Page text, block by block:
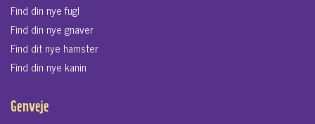
Find din nye fugl
Find din nye gnaver
Find dit nye hamster
Find din nye kanin
Genveje